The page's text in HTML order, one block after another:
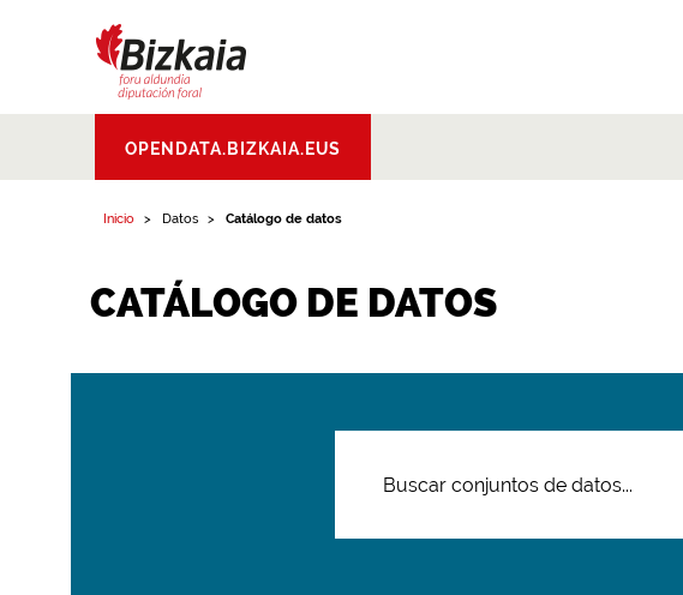
Aldundia.Diputacion
Foral de Bizkaia
OPENDATA.BIZKAIA.EUS
Inicio Datos Catálogo de datos
CATÁLOGO DE DATOS